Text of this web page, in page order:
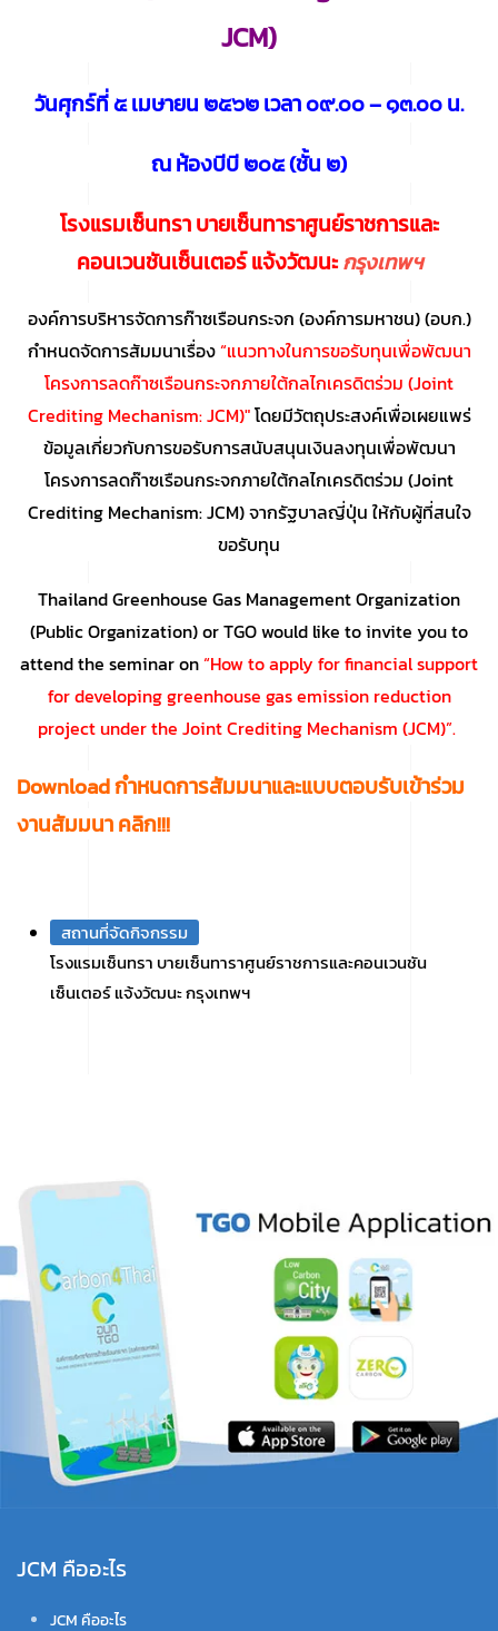
JCM)
วันศุกร์ที่ ๕ เมษายน ๒๕๖๒ เวลา ๐๙.๐๐ – ๑๓.๐๐ น.
ณ ห้องบีบี ๒๐๕ (ชั้น ๒)
โรงแรมเซ็นทรา บายเซ็นทาราศูนย์ราชการและ
คอนเวนชันเซ็นเตอร์ แจ้งวัฒนะกรุงเทพฯ
องค์การบริหารจัดการก๊าซเรือนกระจก (องค์การมหาชน) (อบก.)
กำหนดจัดการสัมมนาเรื่อง“แนวทางในการขอรับทุนเพื่อพัฒนา
โครงการลดก๊าซเรือนกระจกภายใต้กลไกเครดิตร่วม (Joint
Crediting Mechanism: JCM)"โดยมีวัตถุประสงค์เพื่อเผยแพร่
ข้อมูลเกี่ยวกับการขอรับการสนับสนุนเงินลงทุนเพื่อพัฒนา
โครงการลดก๊าซเรือนกระจกภายใต้กลไกเครดิตร่วม (Joint
Crediting Mechanism: JCM) จากรัฐบาลญี่ปุ่น ให้กับผู้ที่สนใจ
ขอรับทุน
Thailand Greenhouse Gas Management Organization
(Public Organization) or TGO would like to invite you to
attend the seminar on“How to apply for financial support
for developing greenhouse gas emission reduction
project under the Joint Crediting Mechanism (JCM)”.
Downloadกำหนดการสัมมนาและแบบตอบรับเข้าร่วม
งานสัมมนา คลิก!!!
สถานที่จัดกิจกรรม
โรงแรมเซ็นทรา บายเซ็นทาราศูนย์ราชการและคอนเวนชัน
เซ็นเตอร์ แจ้งวัฒนะ กรุงเทพฯ
JCM คืออะไร
JCM คืออะไร